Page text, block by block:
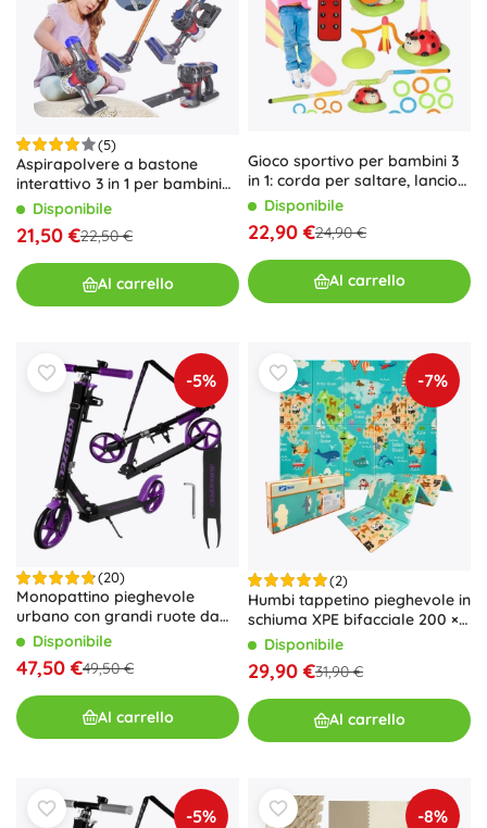
(5)
Aspirapolvere a bastone
interattivo 3 in 1 per bambini
con funzione di aspirazione
Woopie
Disponibile
21,50 €22,50 €
Al carrello
Gioco sportivo per bambini 3
in 1: corda per saltare, lancio
al bersaglio, catapulta
Coccinella
Disponibile
22,90 €24,90 €
Al carrello
-5%
(20)
Monopattino pieghevole
urbano con grandi ruote da
200 mm e freno a pedale –
Disponibile
47,50 €49,50 €
Al carrello
-7%
(2)
Humbi tappetino pieghevole in
schiuma XPE bifacciale 200 ×
180 × 1 cm mappa del mondo
e strade
Disponibile
29,90 €31,90 €
Al carrello
-5% -8%